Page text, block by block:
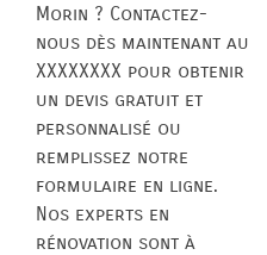
Morin ? Contactez-
nous dès maintenant au
XXXXXXXX pour obtenir
un devis gratuit et
personnalisé ou
remplissez notre
formulaire en ligne.
Nos experts en
rénovation sont à